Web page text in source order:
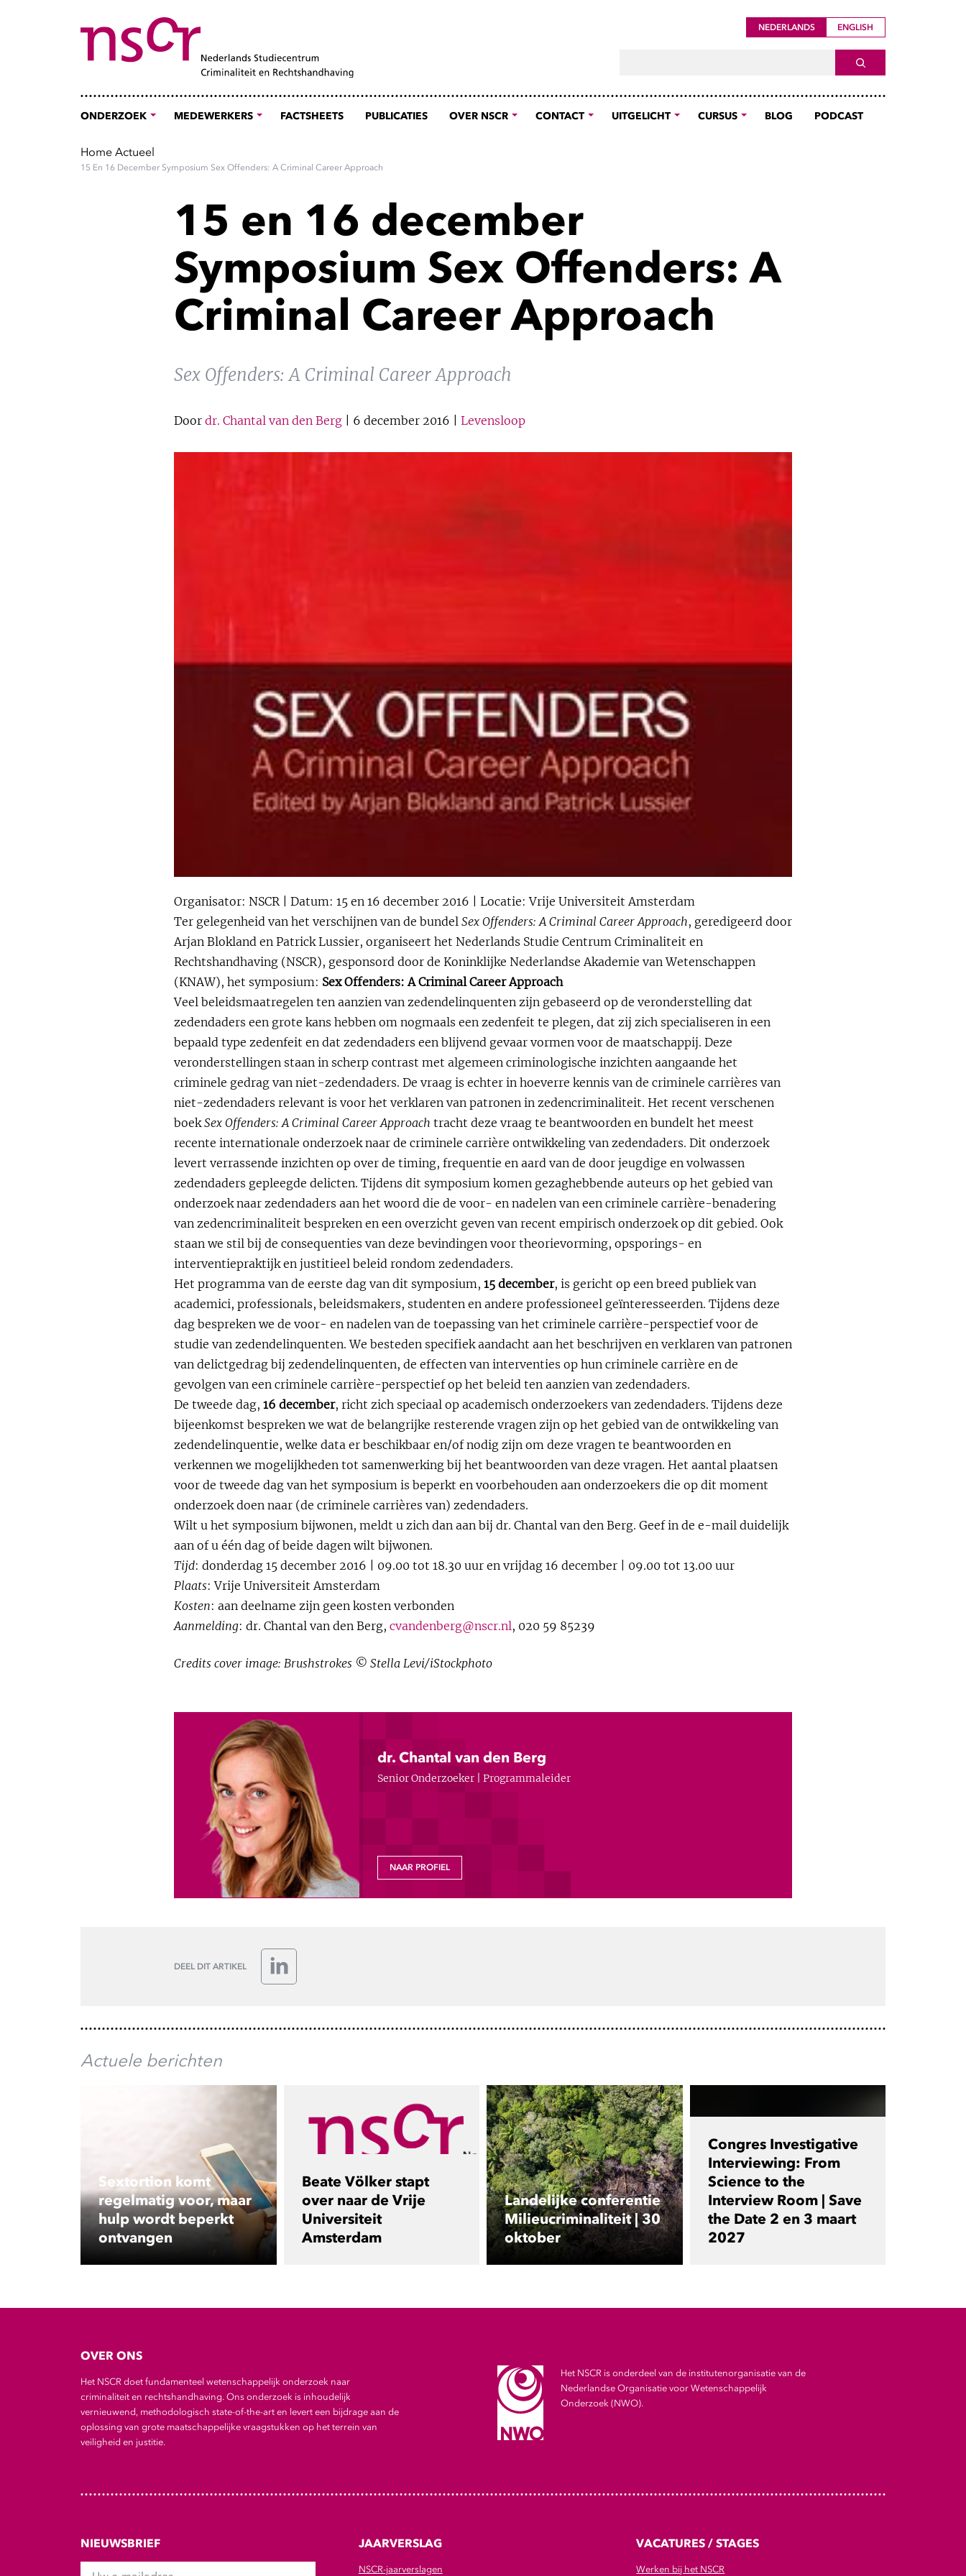
NEDERLANDS ENGLISH
SEARCH
ONDERZOEK MEDEWERKERS FACTSHEETS PUBLICATIES OVER NSCR CONTACT UITGELICHT CURSUS BLOG PODCAST
Home Actueel
15 En 16 December Symposium Sex Offenders: A Criminal Career Approach
15 en 16 december
Symposium Sex Offenders: A
Criminal Career Approach
Sex Offenders: A Criminal Career Approach
Door dr. Chantal van den Berg | 6 december 2016 | Levensloop
Organisator: NSCR | Datum: 15 en 16 december 2016 | Locatie: Vrije Universiteit Amsterdam
Ter gelegenheid van het verschijnen van de bundel Sex Offenders: A Criminal Career Approach, geredigeerd door
Arjan Blokland en Patrick Lussier, organiseert het Nederlands Studie Centrum Criminaliteit en
Rechtshandhaving (NSCR), gesponsord door de Koninklijke Nederlandse Akademie van Wetenschappen
(KNAW), het symposium: Sex Offenders: A Criminal Career Approach
Veel beleidsmaatregelen ten aanzien van zedendelinquenten zijn gebaseerd op de veronderstelling dat
zedendaders een grote kans hebben om nogmaals een zedenfeit te plegen, dat zij zich specialiseren in een
bepaald type zedenfeit en dat zedendaders een blijvend gevaar vormen voor de maatschappij. Deze
veronderstellingen staan in scherp contrast met algemeen criminologische inzichten aangaande het
criminele gedrag van niet-zedendaders. De vraag is echter in hoeverre kennis van de criminele carrières van
niet-zedendaders relevant is voor het verklaren van patronen in zedencriminaliteit. Het recent verschenen
boekSex Offenders: A Criminal Career Approach tracht deze vraag te beantwoorden en bundelt het meest
recente internationale onderzoek naar de criminele carrière ontwikkeling van zedendaders. Dit onderzoek
levert verrassende inzichten op over de timing, frequentie en aard van de door jeugdige en volwassen
zedendaders gepleegde delicten. Tijdens dit symposium komen gezaghebbende auteurs op het gebied van
onderzoek naar zedendaders aan het woord die de voor- en nadelen van een criminele carrière-benadering
van zedencriminaliteit bespreken en een overzicht geven van recent empirisch onderzoek op dit gebied. Ook
staan we stil bij de consequenties van deze bevindingen voor theorievorming, opsporings- en
interventiepraktijk en justitieel beleid rondom zedendaders.
Het programma van de eerste dag van dit symposium, 15 december, is gericht op een breed publiek van
academici, professionals, beleidsmakers, studenten en andere professioneel geïnteresseerden. Tijdens deze
dag bespreken we de voor- en nadelen van de toepassing van het criminele carrière-perspectief voor de
studie van zedendelinquenten. We besteden specifiek aandacht aan het beschrijven en verklaren van patronen
van delictgedrag bij zedendelinquenten, de effecten van interventies op hun criminele carrière en de
gevolgen van een criminele carrière-perspectief op het beleid ten aanzien van zedendaders.
De tweede dag, 16 december, richt zich speciaal op academisch onderzoekers van zedendaders. Tijdens deze
bijeenkomst bespreken we wat de belangrijke resterende vragen zijn op het gebied van de ontwikkeling van
zedendelinquentie, welke data er beschikbaar en/of nodig zijn om deze vragen te beantwoorden en
verkennen we mogelijkheden tot samenwerking bij het beantwoorden van deze vragen. Het aantal plaatsen
voor de tweede dag van het symposium is beperkt en voorbehouden aan onderzoekers die op dit moment
onderzoek doen naar (de criminele carrières van) zedendaders.
Wilt u het symposium bijwonen, meldt u zich dan aan bij dr. Chantal van den Berg. Geef in de e-mail duidelijk
aan of u één dag of beide dagen wilt bijwonen.
Tijd: donderdag 15 december 2016 | 09.00 tot 18.30 uur en vrijdag 16 december | 09.00 tot 13.00 uur
Plaats: Vrije Universiteit Amsterdam
Kosten: aan deelname zijn geen kosten verbonden
Aanmelding: dr. Chantal van den Berg, cvandenberg@nscr.nl, 020 59 85239
Credits cover image: Brushstrokes © Stella Levi/iStockphoto
dr. Chantal van den Berg
Senior Onderzoeker | Programmaleider
NAAR PROFIEL
DEEL DIT ARTIKEL
LinkedIn
Actuele berichten
Sextortion komt
regelmatig voor, maar
hulp wordt beperkt
ontvangen
Beate Völker stapt
over naar de Vrije
Universiteit
Amsterdam
Landelijke conferentie
Milieucriminaliteit | 30
oktober
Congres Investigative
Interviewing: From
Science to the
Interview Room | Save
the Date 2 en 3 maart
2027
OVER ONS
Het NSCR doet fundamenteel wetenschappelijk onderzoek naar
criminaliteit en rechtshandhaving. Ons onderzoek is inhoudelijk
vernieuwend, methodologisch state-of-the-art en levert een bijdrage aan de
oplossing van grote maatschappelijke vraagstukken op het terrein van
veiligheid en justitie.
Het NSCR is onderdeel van de institutenorganisatie van de
Nederlandse Organisatie voor Wetenschappelijk
Onderzoek (NWO).
NIEUWSBRIEF JAARVERSLAG
NSCR-jaarverslagen
VACATURES / STAGES
Werken bij het NSCR